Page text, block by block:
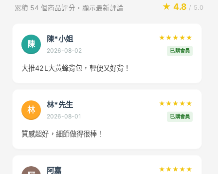
累積 54 個商品評分・顯示最新評論 ★ 4.8 / 5.0
陳
陳*小姐
2026-08-02
★★★★★
已購會員
大推42L大黃蜂背包，輕便又好背！
林
林*先生
2026-08-01
★★★★★
已購會員
質感超好，細節做得很棒！
阿嘉 ★★★★★